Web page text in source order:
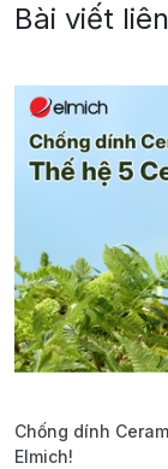
Bài viết
Chống dính
Elmich!